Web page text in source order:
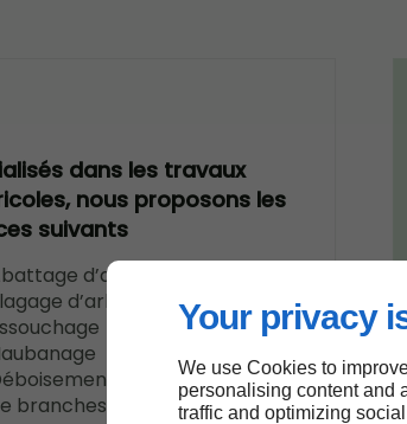
Your privacy
We use Cookies to
personalising content and
traffic and optimizing
dans les travaux
nous proposons les
suivants
d’arbres
d’arbres
et déchiquetage
branches